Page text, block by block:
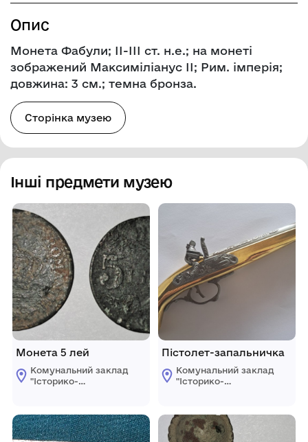
Опис
Монета Фабули; ІІ-ІІІ ст. н.е.; на монеті
зображений Максиміліанус ІІ; Рим. імперія;
довжина: 3 см.; темна бронза.
Сторінка музею
Інші предмети музею
Монета 5 лей
Комунальний заклад
"Історико-
ради
Пістолет-запальничка
Комунальний заклад
"Історико-
ради